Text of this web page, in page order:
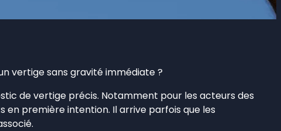
vertige sans gravité immédiate ?
de vertige précis. Notamment pour les acteurs des
en première intention. Il arrive parfois que les